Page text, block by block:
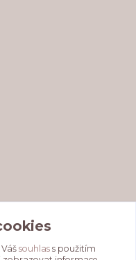
souhlass použitím